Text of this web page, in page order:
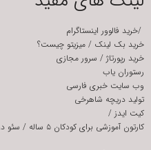
/خرید فالوور اینستاگرام
خرید بک لینک / میزیتو چیست؟
خرید رپورتاژ / سرور مجازی
رستوران یاب
وب سایت خبری فارسی
تولید دریچه شاهرخی
کیت ایدز /
کارتون آموزشی برای کودکان ۵ ساله
/ سئو